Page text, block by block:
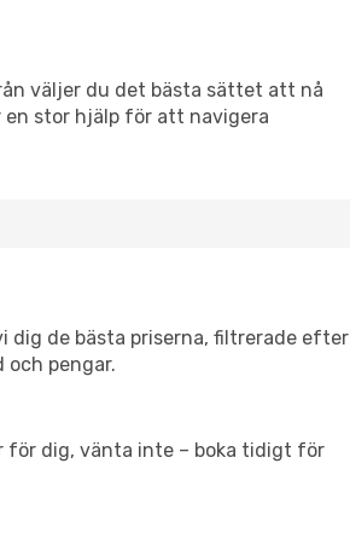
väljer du det bästa sättet att nå
stor hjälp för att navigera
dig de bästa priserna, filtrerade efter
pengar.
för dig, vänta inte – boka tidigt för